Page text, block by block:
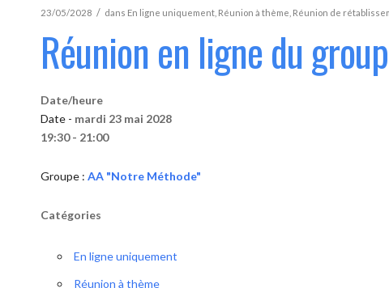
23/05/2028 / dans En ligne uniquement Réunion à thème Réunion de
Réunion en ligne du
Date/heure
Date - mardi 23 mai 2028
19:30 - 21:00
Groupe : AA "Notre Méthode"
Catégories
En ligne uniquement
Réunion à thème